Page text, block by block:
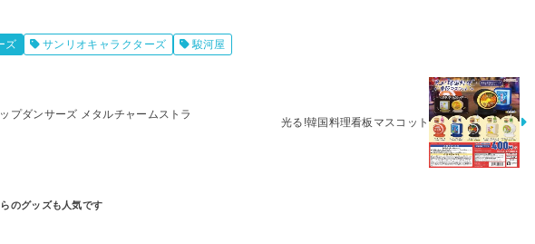
ズ サンリオキャラクターズ 駿河屋
プダンサーズ メタルチャームストラ
光る!韓国料理看板マスコット